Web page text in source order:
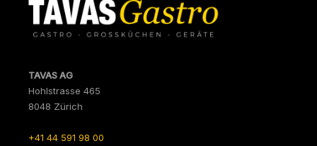
TAVAS AG
Hohlstrasse 465
8048 Zürich
+41 44 591 98 00